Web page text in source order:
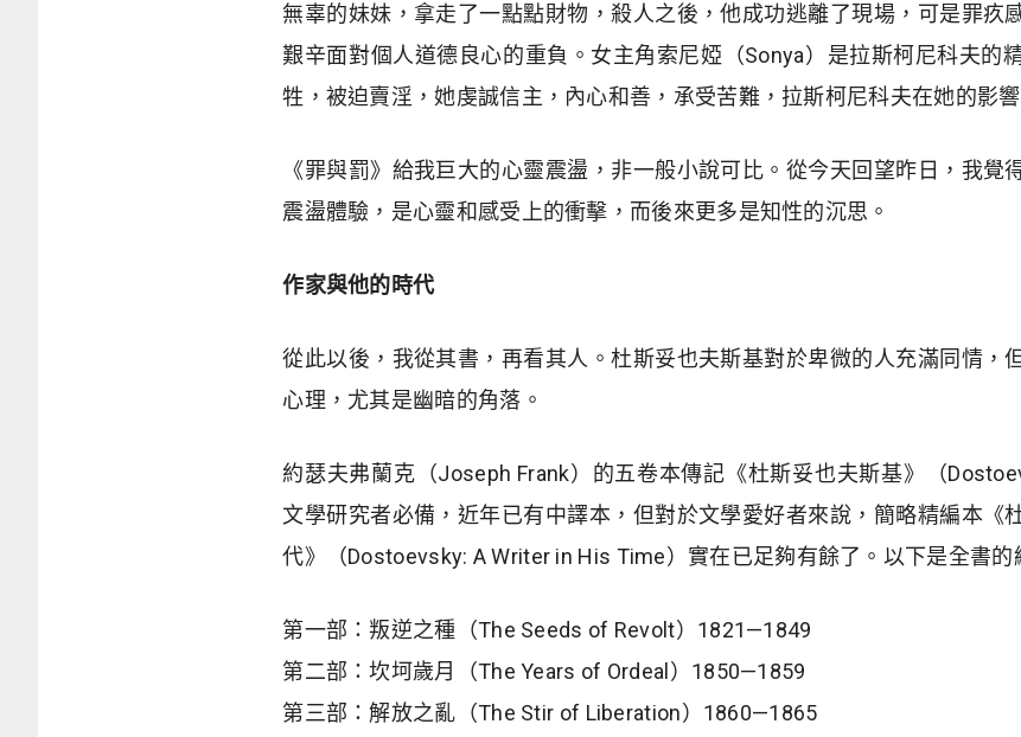
無辜的妹妹， 拿走了一點點財物，殺人之後，他成功逃離了現場，可是罪疚
艱辛面對個人道德良心的重負 。女主角索尼婭 （Sonya） 是拉斯柯尼科夫的
牲，被迫賣淫，她虔誠信主，內心和善，承受苦難，拉斯柯尼科夫在她的影
《罪與罰》給我巨大的心靈震盪，非一般小說可比。從今天回望昨日，我覺
震盪體驗，是心靈和感受上的衝擊，而後來更多是知性的沉思。
作家與他的時代
從此以後，我從其書，再看其人。杜斯妥也夫斯基對於卑微的人充滿同情，
心理，尤其是幽暗的角落。
約瑟夫弗蘭克（Joseph Frank）的五卷本傳記《杜斯妥也夫斯基》（
文學研究者必備，近年已有中譯本，但對於文學愛好者來說，簡略精編本《
代》（Dostoevsky: A Writer in His Time）實在已足夠有餘了。以下是全書的
第一部：叛逆之種（The Seeds of Revolt）1821—1849
第二部：坎坷歲月（The Years of Ordeal）1850—1859
第三部：解放之亂（The Stir of Liberation）1860—1865